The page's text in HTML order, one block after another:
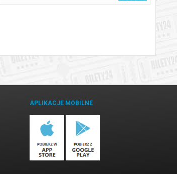
szczeniaka, który utknął w tym...
APLIKACJE MOBILNE